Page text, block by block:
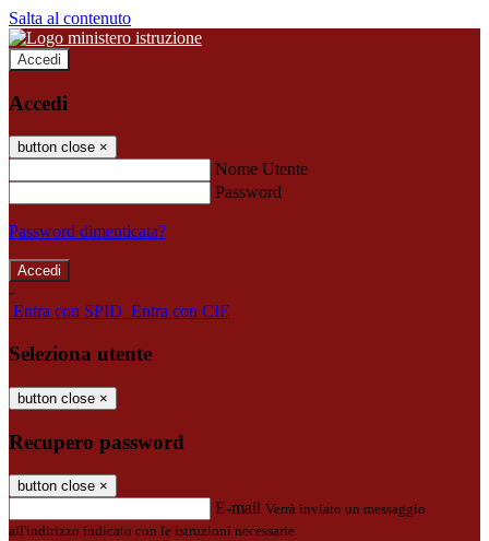
Salta al contenuto
Accedi
Accedi
button close ×
Nome Utente
Password
Password dimenticata?
-
Entra con SPID Entra con CIE
Seleziona utente
button close ×
Recupero password
button close ×
E-mail Verrà inviato un messaggio
all'indirizzo indicato con le istruzioni necessarie.